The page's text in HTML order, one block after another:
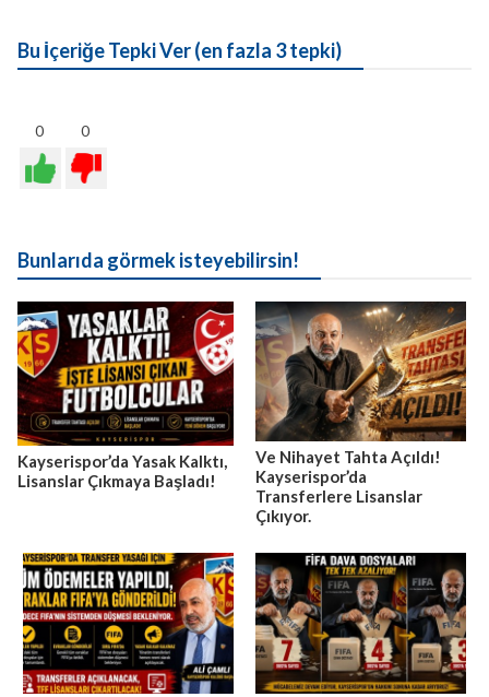
Bu İçeriğe Tepki Ver (en fazla 3 tepki)
0 0
Bunlarıda görmek isteyebilirsin!
Kayserispor’da Yasak Kalktı,
Lisanslar Çıkmaya Başladı!
Ve Nihayet Tahta Açıldı!
Kayserispor’da
Transferlere Lisanslar
Çıkıyor.